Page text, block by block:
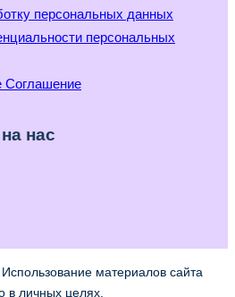
персональных данных
персональных
Соглашение
нас
материалов сайта
в личных целях.